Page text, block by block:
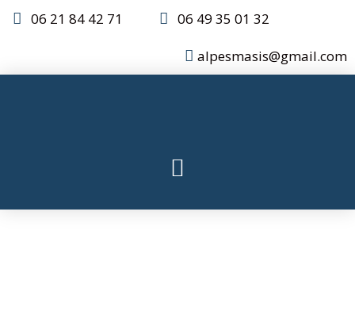
06 21 84 42 71 06 49 35 01 32
alpesmasis@gmail.com